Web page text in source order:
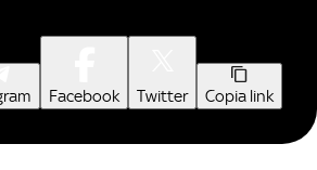
Facebook Twitter Copia link